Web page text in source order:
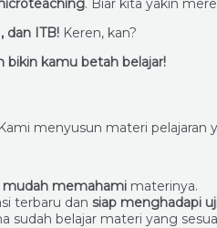
. Biar kita yakin
dan ITB! Keren, kan?
bikin kamu betah belajar!
menyusun materi pelajaran
mudah memahami materinya.
terbaru dan siap menghadapi
sudah belajar materi yang